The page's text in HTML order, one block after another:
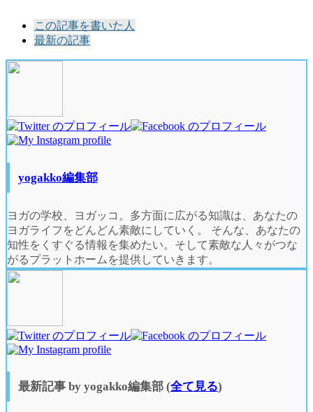
following
tabs
change
この記事を書いた人
最新の記事
yogakko編集部
ヨガの学校、ヨガッコ。多方面に広がる知識は、あなたの
ヨガライフをどんどん素敵にしていく。 そんな、あなたの
知性をくすぐる情報を集めたい。そして素敵な人々がつな
がるプラットホームを提供していきます。
最新記事 by yogakko編集部 (全て見る)